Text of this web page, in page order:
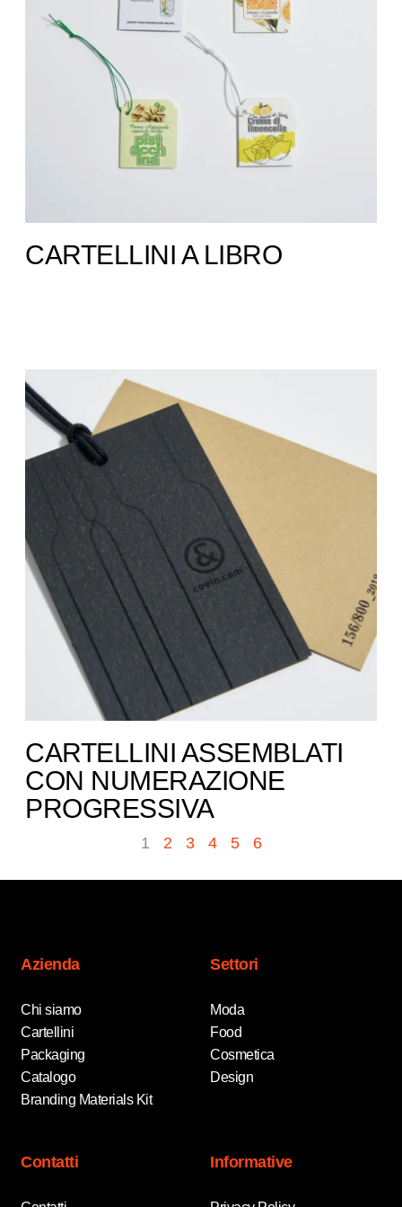
CARTELLINI A LIBRO
CARTELLINI ASSEMBLATI
CON NUMERAZIONE
PROGRESSIVA​
1 2 3 4 5 6
Azienda
Chi siamo
Cartellini
Packaging
Catalogo
Branding Materials Kit
Settori
Moda
Food
Cosmetica
Design
Contatti Informative